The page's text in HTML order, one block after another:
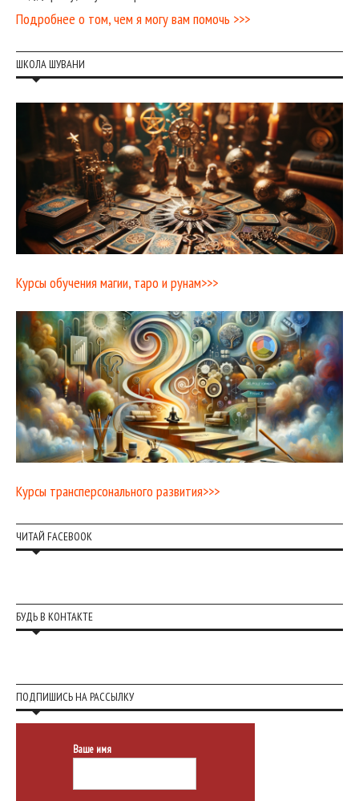
Подробнее о том, чем я могу вам помочь >>>
ШКОЛА ШУВАНИ
Курсы обучения магии, таро и рунам>>>
Курсы трансперсонального развития>>>
ЧИТАЙ FACEBOOK
БУДЬ В КОНТАКТЕ
ПОДПИШИСЬ НА РАССЫЛКУ
Ваше имя